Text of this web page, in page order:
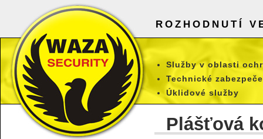
ROZHODNUTÍ
Služby v oblasti
Technické
Úklidové služby
Plášťová